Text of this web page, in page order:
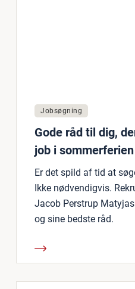
Jobsøgning
Gode råd til dig,
job i sommerferien
Er det spild af tid at
Ikke nødvendigvis.
Jacob Perstrup
og sine bedste råd.